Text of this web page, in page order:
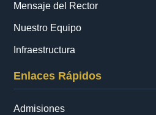
Mensaje del Rector
Nuestro Equipo
Infraestructura
Enlaces Rápidos
Admisiones